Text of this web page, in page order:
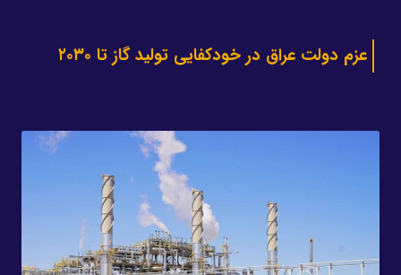
عزم دولت عراق در خودکفایی تولید گاز تا ۲۰۳۰